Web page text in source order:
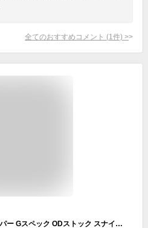
全てのおすすめコメント (1 件) >
東京マルイ VSR-10 プロスナイパー Gスペック ODストック スナイパーライフル 純正 スコープ＆バイポッドセット /エアガン (VSR10 本体+スコープ+マウントリング+バイポッド+オリジナル軍手) 狙撃銃 G-SPEC サバゲー 銃